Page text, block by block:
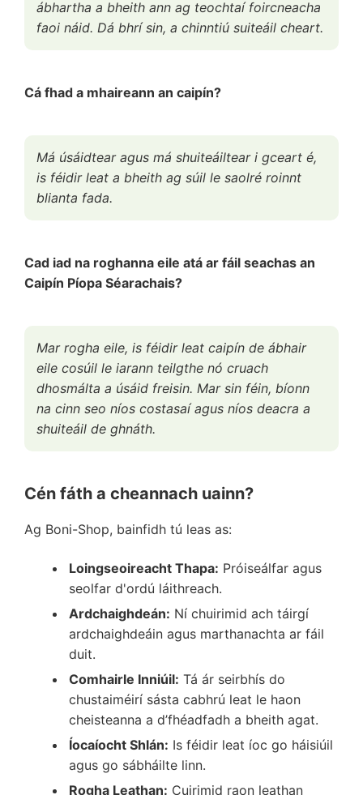
ábhartha a bheith ann ag teochtaí foircneacha
faoi náid. Dá bhrí sin, a chinntiú suiteáil cheart.
Cá fhad a mhaireann an caipín?
Má úsáidtear agus má shuiteáiltear i gceart é,
is féidir leat a bheith ag súil le saolré roinnt
blianta fada.
Cad iad na roghanna eile atá ar fáil seachas an
Caipín Píopa Séarachais?
Mar rogha eile, is féidir leat caipín de ábhair
eile cosúil le iarann teilgthe nó cruach
dhosmálta a úsáid freisin. Mar sin féin, bíonn
na cinn seo níos costasaí agus níos deacra a
shuiteáil de ghnáth.
Cén fáth a cheannach uainn?
Ag Boni-Shop, bainfidh tú leas as:
Loingseoireacht Thapa: Próiseálfar agus
seolfar d'ordú láithreach.
Ardchaighdeán: Ní chuirimid ach táirgí
ardchaighdeáin agus marthanachta ar fáil
duit.
Comhairle Inniúil: Tá ár seirbhís do
chustaiméirí sásta cabhrú leat le haon
cheisteanna a d’fhéadfadh a bheith agat.
Íocaíocht Shlán: Is féidir leat íoc go háisiúil
agus go sábháilte linn.
Rogha Leathan: Cuirimid raon leathan